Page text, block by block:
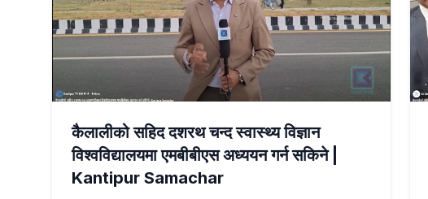
कैलालीको सहिद दशरथ चन्द स्वास्थ्य विज्ञान
विश्वविद्यालयमा एमबीबीएस अध्ययन गर्न सकिने |
Kantipur Samachar